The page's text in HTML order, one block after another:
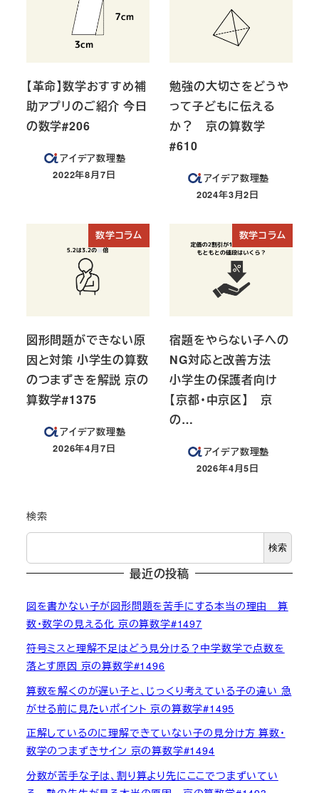
【革命】数学おすすめ補
助アプリのご紹介 今日
の数学#206
アイデア数理塾
投稿日
2022年8月7日
勉強の大切さをどうや
って子どもに伝える
か？ 京の算数学
#610
アイデア数理塾
投稿日
2024年3月2日
数学コラム
図形問題ができない原
因と対策 小学生の算数
のつまずきを解説 京の
算数学#1375
アイデア数理塾
投稿日
2026年4月7日
数学コラム
宿題をやらない子への
NG対応と改善方法
小学生の保護者向け
【京都・中京区】 京
の…
アイデア数理塾
投稿日
2026年4月5日
検索
検索
最近の投稿
図を書かない子が図形問題を苦手にする本当の理由 算
数・数学の見える化 京の算数学#1497
符号ミスと理解不足はどう見分ける？中学数学で点数を
落とす原因 京の算数学#1496
算数を解くのが遅い子と、じっくり考えている子の違い 急
がせる前に見たいポイント 京の算数学#1495
正解しているのに理解できていない子の見分け方 算数・
数学のつまずきサイン 京の算数学#1494
分数が苦手な子は、割り算より先にここでつまずいてい